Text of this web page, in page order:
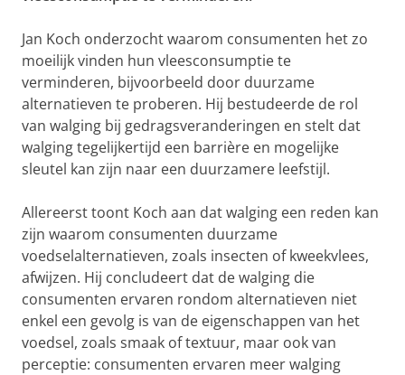
Jan Koch onderzocht waarom consumenten het zo
moeilijk vinden hun vleesconsumptie te
verminderen, bijvoorbeeld door duurzame
alternatieven te proberen. Hij bestudeerde de rol
van walging bij gedragsveranderingen en stelt dat
walging tegelijkertijd een barrière en mogelijke
sleutel kan zijn naar een duurzamere leefstijl.
Allereerst toont Koch aan dat walging een reden kan
zijn waarom consumenten duurzame
voedselalternatieven, zoals insecten of kweekvlees,
afwijzen. Hij concludeert dat de walging die
consumenten ervaren rondom alternatieven niet
enkel een gevolg is van de eigenschappen van het
voedsel, zoals smaak of textuur, maar ook van
perceptie: consumenten ervaren meer walging